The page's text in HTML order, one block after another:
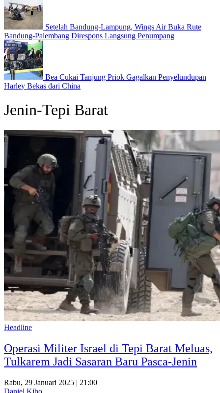
Setelah Bandung-Lampung, Wings Air Buka Rute
Bandung-Palembang Direspons Langsung Penumpang
Bea Cukai Tanjung Priok Gagalkan Penyelundupan
Harley Bekas dari China
Jenin-Tepi Barat
Headline
Operasi Militer Israel di Tepi Barat Meluas,
Tulkarem Jadi Sasaran Baru Pasca-Jenin
Rabu, 29 Januari 2025 | 21:00
Daniel Kibo